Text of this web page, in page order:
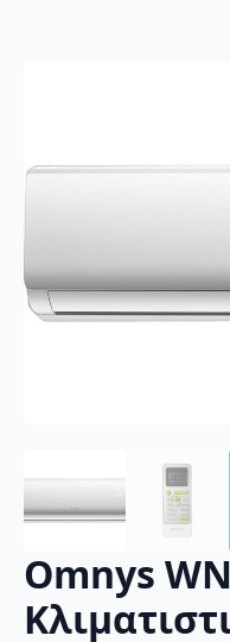
Omnys